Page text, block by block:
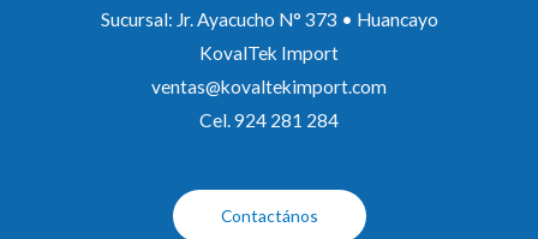
Sucursal: Jr. Ayacucho N° 373 • Huancayo
KovalTek Import
ventas@kovaltekimport.com
Cel. 924 281 284
Contactános